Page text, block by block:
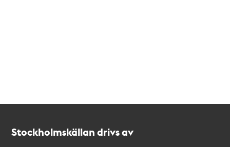
Stockholmskällan drivs av